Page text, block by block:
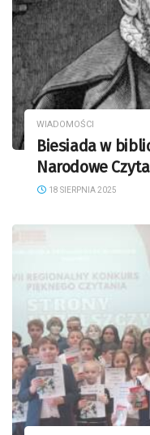
WIADOMOŚCI
Biesiada w
Narodowe
18 SIERPNIA 2025